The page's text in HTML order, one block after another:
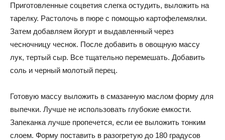
Приготовленные соцветия слегка остудить, выложить на
тарелку. Растолочь в пюре с помощью картофелемялки.
Затем добавляем йогурт и выдавленный через
чесночницу чеснок. После добавить в овощную массу
лук, тертый сыр. Все тщательно перемешать. Добавить
соль и черный молотый перец.
Готовую массу выложить в смазанную маслом форму для
выпечки. Лучше не использовать глубокие емкости.
Запеканка лучше пропечется, если ее выложить тонким
слоем. Форму поставить в разогретую до 180 градусов